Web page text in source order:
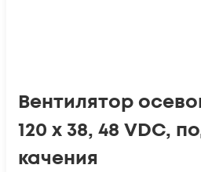
Вентилятор
120 х 38, 48 VDC,
качения